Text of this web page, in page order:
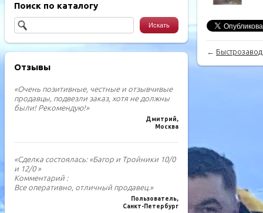
Поиск по каталогу
Отзывы
«Очень позитивные, честные и отзывчивые
продавцы, подвезли заказ, хотя не должны
были! Рекомендую!»
Дмитрий,
Москва
«Сделка состоялась: «Багор и Тройники 10/0
и 12/0 »
Комментарий :
Все оперативно, отличный продавец.»
Пользователь,
Санкт-Петербург
←